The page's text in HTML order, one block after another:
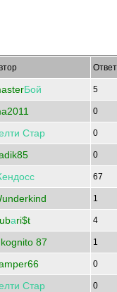
Бой 5
0
Стар 0
0
67
1
аri$t 4
87 1
0
Стар 0